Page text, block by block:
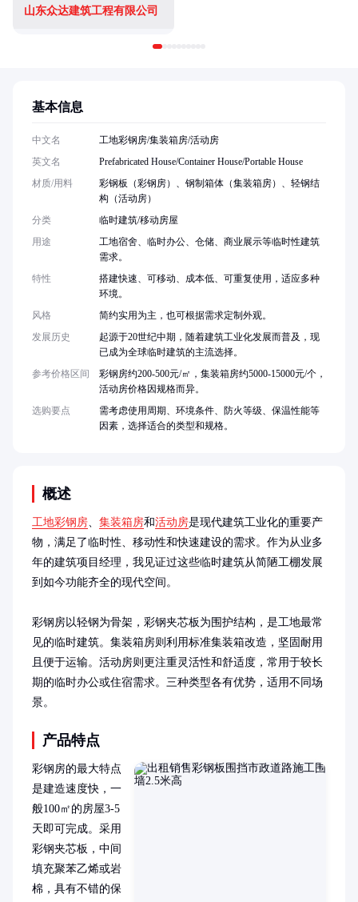
山东众达建筑工程有限公司
概述
工地彩钢房、 集装箱房和活动房是现代建筑工业化的重要产
物，满足了临时性、移动性和快速建设的需求。作为从业多
年的建筑项目经理，我见证过这些临时建筑从简陋工棚发展
到如今功能齐全的现代空间。
彩钢房以轻钢为骨架，彩钢夹芯板为围护结构，是工地最常
见的临时建筑。集装箱房则利用标准集装箱改造，坚固耐用
且便于运输。活动房则更注重灵活性和舒适度，常用于较长
期的临时办公或住宿需求。三种类型各有优势，适用不同场
景。
产品特点
彩钢房的最大特点
是建造速度快，一
般100㎡的房屋3-5
天即可完成。采用
彩钢夹芯板，中间
填充聚苯乙烯或岩
棉，具有不错的保
基本信息
中文名
工地彩钢房/集装箱房/活动房
英文名
Prefabricated House/Container House/Portable House
材质/用料
彩钢板（彩钢房）、钢制箱体（集装箱房）、轻钢结
构（活动房）
分类
临时建筑/移动房屋
用途
工地宿舍、临时办公、仓储、商业展示等临时性建筑
需求。
特性
搭建快速、可移动、成本低、可重复使用，适应多种
环境。
风格
简约实用为主，也可根据需求定制外观。
发展历史
起源于20世纪中期，随着建筑工业化发展而普及，现
已成为全球临时建筑的主流选择。
参考价格区间
彩钢房约200-500元/㎡，集装箱房约5000-15000元/个，
活动房价格因规格而异。
选购要点
需考虑使用周期、环境条件、防火等级、保温性能等
因素，选择适合的类型和规格。